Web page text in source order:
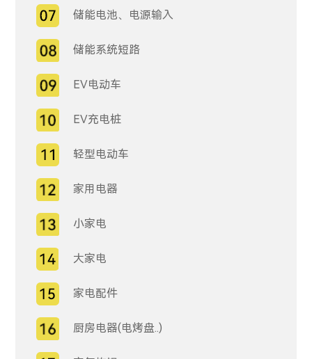
储能电池、电源输入
储能系统短路
EV电动车
EV充电桩
轻型电动车
家用电器
小家电
大家电
家电配件
厨房电器(电烤盘..)